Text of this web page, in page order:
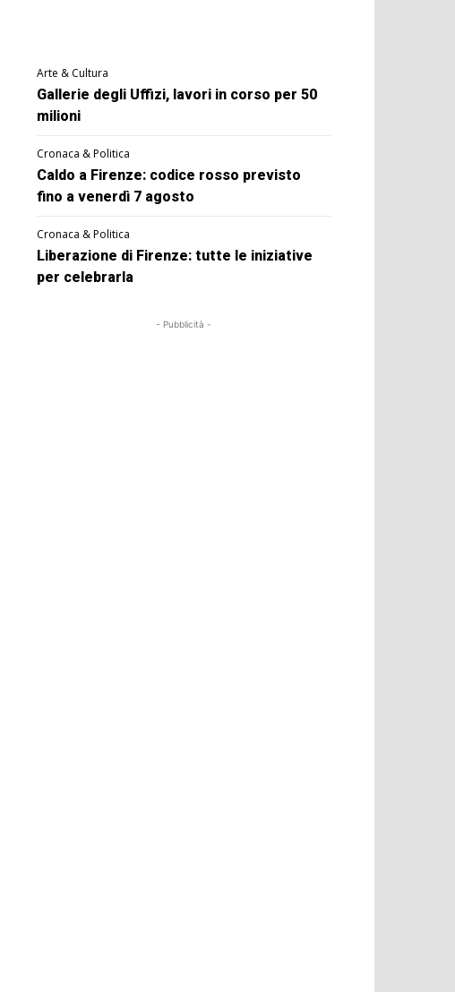
Arte & Cultura
Gallerie degli Uffizi, lavori in corso per 50
milioni
Cronaca & Politica
Caldo a Firenze: codice rosso previsto
fino a venerdì 7 agosto
Cronaca & Politica
Liberazione di Firenze: tutte le iniziative
per celebrarla
- Pubblicità -